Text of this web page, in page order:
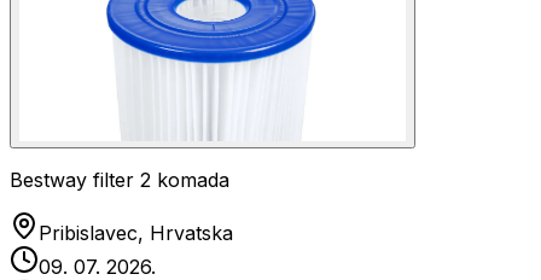
Bestway filter 2 komada
Pribislavec, Hrvatska
09. 07. 2026.